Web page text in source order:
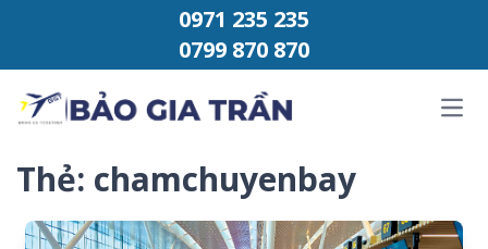
Chuyển đến phần nội dung0971 235 235
0799 870 870
Thẻ: chamchuyenbay